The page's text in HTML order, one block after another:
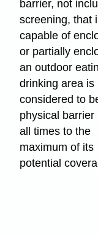
barrier, not
screening, that
capable of
or partially
an outdoor
drinking area is
considered to
physical barrier
all times to the
maximum of its
potential